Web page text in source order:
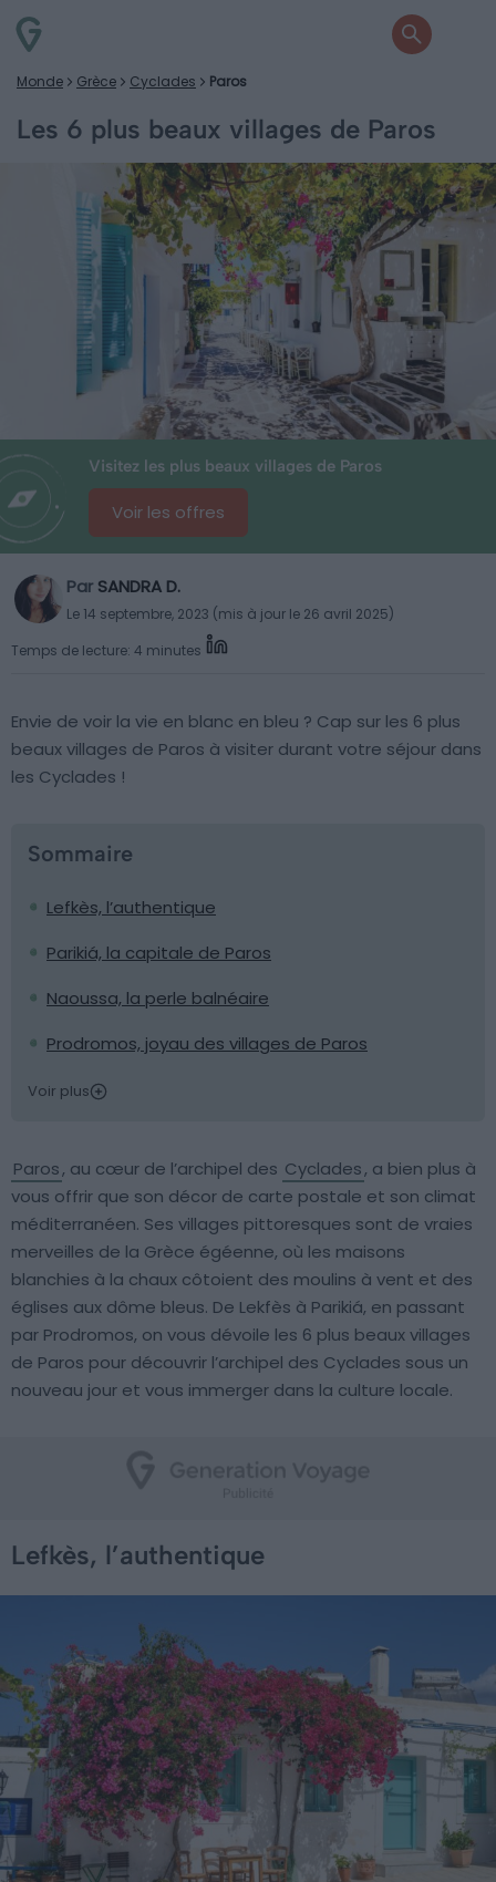
Monde Grèce Cyclades Paros
Les 6 plus beaux villages de Paros
Visitez les plus beaux villages de Paros
Voir les offres
Par SANDRA D.
Le 14 septembre, 2023 (mis à jour le 26 avril 2025)
Temps de lecture: 4 minutes
Envie de voir la vie en blanc en bleu ? Cap sur les 6 plus
beaux villages de Paros à visiter durant votre séjour dans
les Cyclades !
Sommaire
Lefkès, l’authentique
Parikiá, la capitale de Paros
Naoussa, la perle balnéaire
Prodromos, joyau des villages de Paros
Voir plus
Paros, au cœur de l’archipel des Cyclades, a bien plus à
vous offrir que son décor de carte postale et son climat
méditerranéen. Ses villages pittoresques sont de vraies
merveilles de la Grèce égéenne, où les maisons
blanchies à la chaux côtoient des moulins à vent et des
églises aux dôme bleus. De Lekfès à Parikiá, en passant
par Prodromos, on vous dévoile les 6 plus beaux villages
de Paros pour découvrir l’archipel des Cyclades sous un
nouveau jour et vous immerger dans la culture locale.
Lefkès, l’authentique